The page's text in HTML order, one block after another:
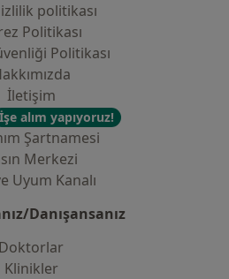
politikası
Politikası
Politikası
İletişim
İşe alım yapıyoruz!
Şartnamesi
Merkezi
Uyum Kanalı
Danışansanız
Doktorlar
Klinikler